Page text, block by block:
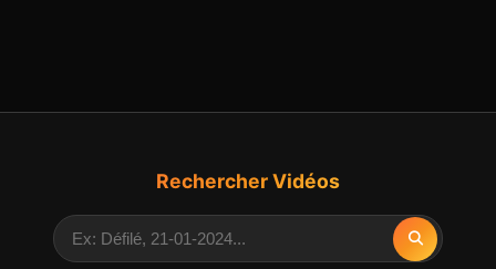
Rechercher Vidéos